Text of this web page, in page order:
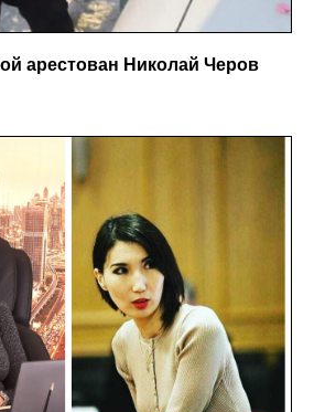
арестован Николай Черов